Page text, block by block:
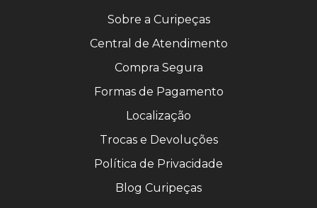
Sobre a Curipeças
Central de Atendimento
Compra Segura
Formas de Pagamento
Localização
Trocas e Devoluções
Política de Privacidade
Blog Curipeças